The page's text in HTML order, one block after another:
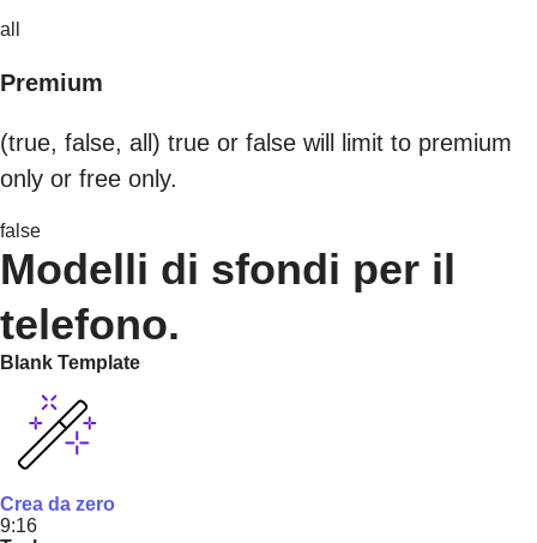
all
Premium
(true, false, all) true or false will limit to premium
only or free only.
false
Modelli di sfondi per il
telefono.
Blank Template
Crea da zero
9:16